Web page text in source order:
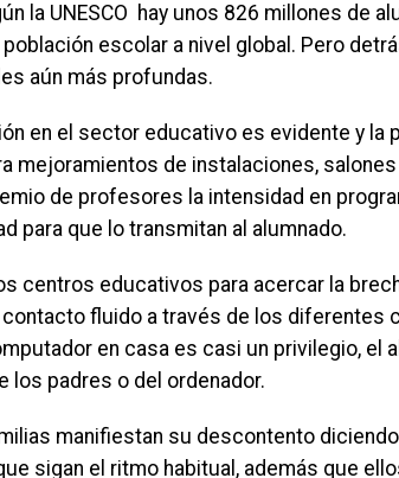
la UNESCO hay unos 826 millones de
población escolar a nivel global. Pero
aún más profundas.
en el sector educativo es evidente y la
mejoramientos de instalaciones,
de profesores la intensidad en
para que lo transmitan al alumnado.
centros educativos para acercar la
contacto fluido a través de los
en casa es casi un privilegio, el
los padres o del ordenador.
manifiestan su descontento
sigan el ritmo habitual, además que